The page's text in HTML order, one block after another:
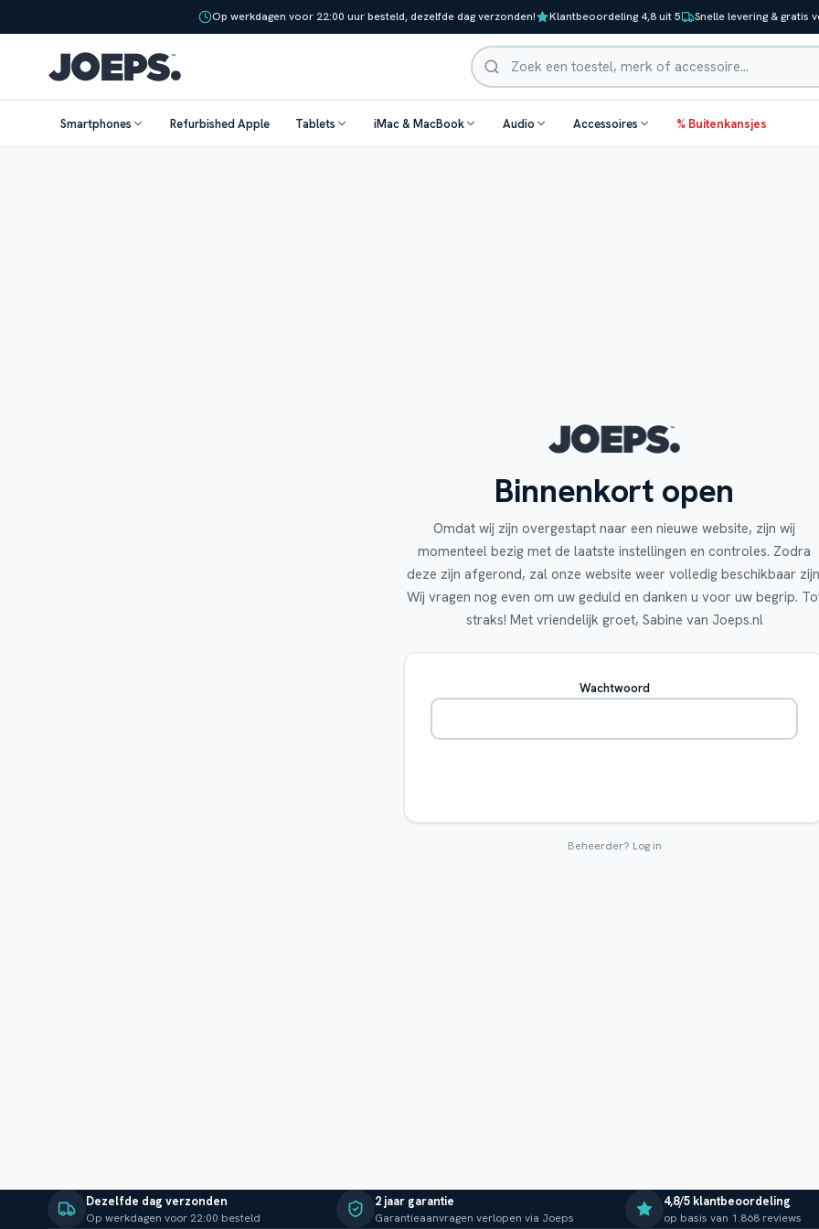
Op werkdagen voor 22:00 uur besteld, dezelfde dag verzonden! Klantbeoordeling 4,8 uit 5 Snelle levering & gratis
Zoeken
Smartphones Refurbished Apple Tablets iMac & MacBook Audio Accessoires % Buitenkansjes
Binnenkort open
Omdat wij zijn overgestapt naar een nieuwe website, zijn wij
momenteel bezig met de laatste instellingen en controles. Zodra
deze zijn afgerond, zal onze website weer volledig beschikbaar
Wij vragen nog even om uw geduld en danken u voor uw begrip.
straks! Met vriendelijk groet, Sabine van Joeps.nl
Wachtwoord
Beheerder? Log in
Dezelfde dag verzonden
Op werkdagen voor 22:00 besteld
2 jaar garantie
Garantieaanvragen verlopen via Joeps
4,8/5 klantbeoordeling
op basis van 1.868 reviews